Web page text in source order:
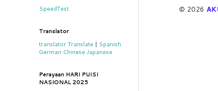
© 2026
SpeedTest
Translator
translatorTranslate | Spanish
German Chinese Japanese
Perayaan HARI PUISI
NASIONAL 2025